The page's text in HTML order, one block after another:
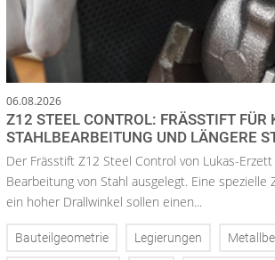
06.08.2026
Z12 STEEL CONTROL: FRÄSSTIFT FÜR
STAHLBEARBEITUNG UND LÄNGERE
Der Frässtift Z12 Steel Control von Lukas-
Bearbeitung von Stahl ausgelegt. Eine spezielle
ein hoher Drallwinkel sollen einen...
Bauteilgeometrie Legierungen